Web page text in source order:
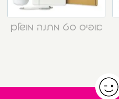
אופיס סט מתנה מושלם